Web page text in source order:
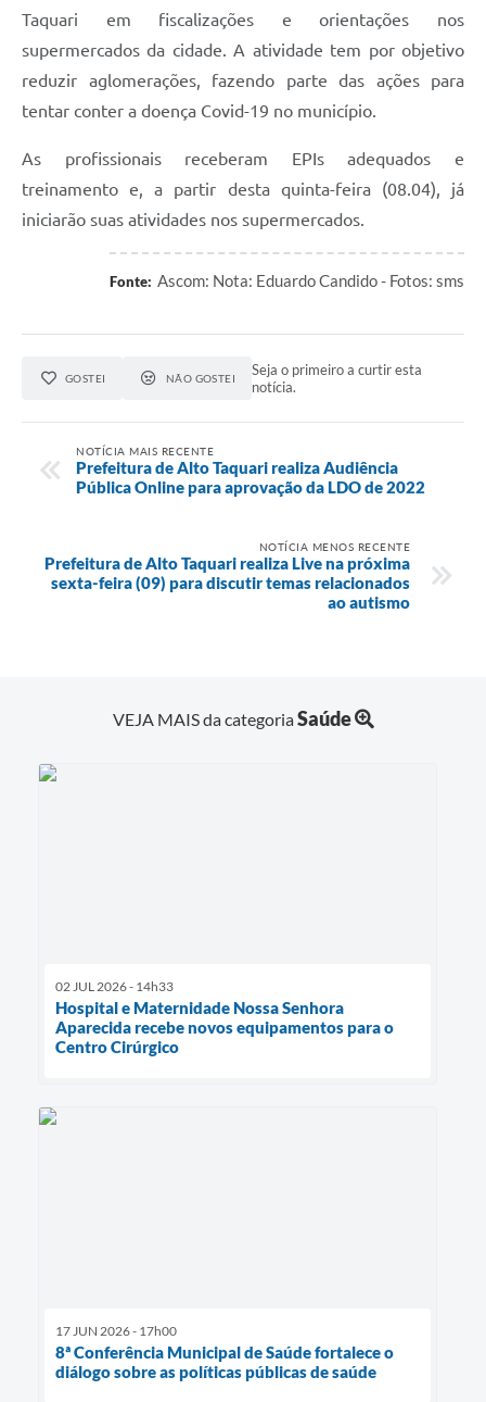
Taquari em fiscalizações e orientações nos
supermercados da cidade. A atividade tem por objetivo
reduzir aglomerações, fazendo parte das ações para
tentar conter a doença Covid-19 no município.
As profissionais receberam EPIs adequados e
treinamento e, a partir desta quinta-feira (08.04), já
iniciarão suas atividades nos supermercados.
Fonte: Ascom: Nota: Eduardo Candido - Fotos: sms
GOSTEI NÃO GOSTEI
Seja o primeiro a curtir esta
notícia.
NOTÍCIA MAIS RECENTE
Prefeitura de Alto Taquari realiza Audiência
Pública Online para aprovação da LDO de 2022
NOTÍCIA MENOS RECENTE
Prefeitura de Alto Taquari realiza Live na próxima
sexta-feira (09) para discutir temas relacionados
ao autismo
VEJA MAIS da categoriaSaúde
02 JUL 2026 - 14h33
Hospital e Maternidade Nossa Senhora
Aparecida recebe novos equipamentos para o
Centro Cirúrgico
17 JUN 2026 - 17h00
8ª Conferência Municipal de Saúde fortalece o
diálogo sobre as políticas públicas de saúde